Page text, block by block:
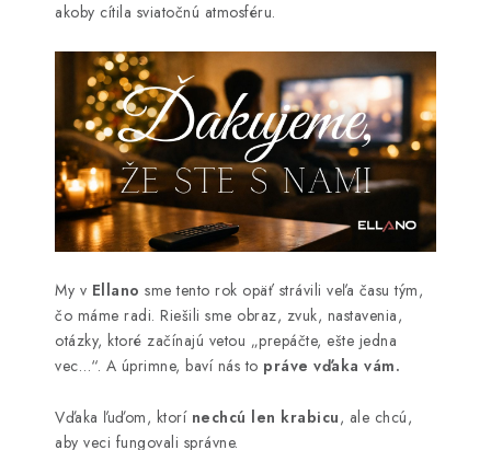
akoby cítila sviatočnú atmosféru.
My v Ellano sme tento rok opäť strávili veľa času tým,
čo máme radi. Riešili sme obraz, zvuk, nastavenia,
otázky, ktoré začínajú vetou „prepáčte, ešte jedna
vec…“. A úprimne, baví nás to práve vďaka vám.
Vďaka ľuďom, ktorí nechcú len krabicu, ale chcú,
aby veci fungovali správne.